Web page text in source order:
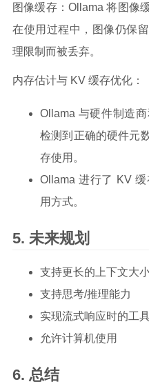
图像缓存：Ollama 将图像
在使用过程中，图像仍保
理限制而被丢弃。
内存估计与 KV 缓存优化：
Ollama 与硬件制造
检测到正确的硬件元
存使用。
Ollama 进行了 KV
用方式。
未来规划
支持更长的上下文大
支持思考/推理能力
实现流式响应时的工
允许计算机使用
总结